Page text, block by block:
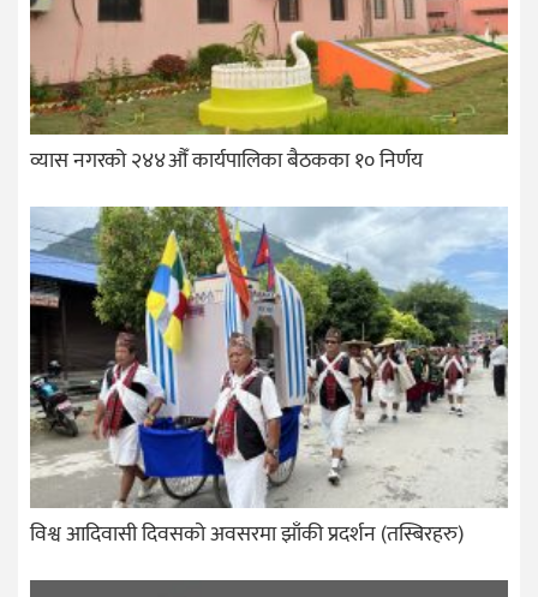
व्यास नगरको २४४औँ कार्यपालिका बैठकका १० निर्णय
विश्व आदिवासी दिवसको अवसरमा झाँकी प्रदर्शन (तस्बिरहरु)